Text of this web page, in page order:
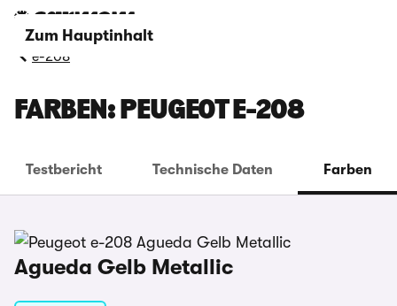
Zum Hauptinhalt
e-208
FARBEN: PEUGEOT E-208
Testbericht Technische Daten Farben
Agueda Gelb Metallic